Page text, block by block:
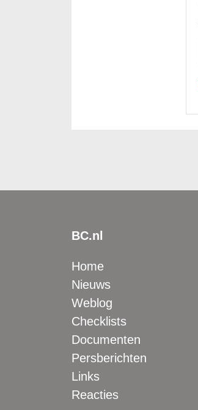
BC.nl
Home
Nieuws
Weblog
Checklists
Documenten
Persberichten
Links
Reacties